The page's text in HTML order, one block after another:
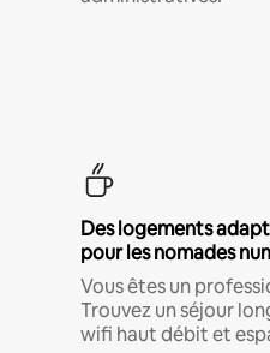
Des logements
pour les nomades
Vous êtes un
Trouvez un séjour
wifi haut débit et